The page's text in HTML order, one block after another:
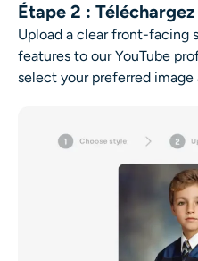
Étape 2 :
Upload a clear front-facing
features to our YouTube
select your preferred image